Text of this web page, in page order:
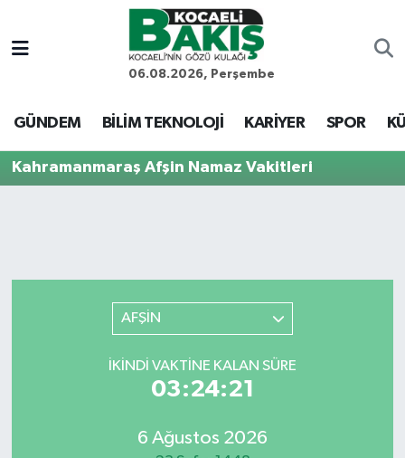
06.08.2026, Perşembe
GÜNDEM BİLİM TEKNOLOJİ KARİYER SPOR
Kahramanmaraş Afşin Namaz Vakitleri
AFŞİN
İKINDI VAKTINE KALAN SÜRE
03:24:21
6 Ağustos 2026
Kocaeli Nöbetçi Eczaneler
Kocaeli Hava Durumu
Kocaeli Trafik Yoğunluk Haritası
Son Dakika Haberleri